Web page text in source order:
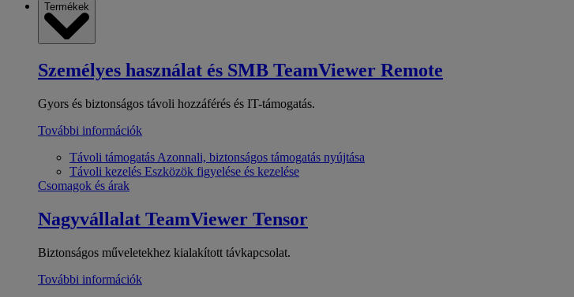
Termékek
Személyes használat és SMB TeamViewer Remote
Gyors és biztonságos távoli hozzáférés és IT-támogatás.
További információk
Távoli támogatás Azonnali, biztonságos támogatás nyújtása
Távoli kezelés Eszközök figyelése és kezelése
Csomagok és árak
Nagyvállalat TeamViewer Tensor
Biztonságos műveletekhez kialakított távkapcsolat.
További információk